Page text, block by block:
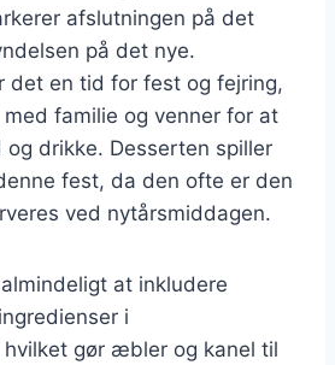
afslutningen på det
på det nye.
det en tid for fest og fejring,
familie og venner for at
drikke. Desserten spiller
fest, da den ofte er den
ved nytårsmiddagen.
at inkludere
i
gør æbler og kanel til